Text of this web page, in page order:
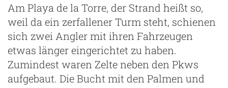
Am Playa de la Torre, der Strand heißt so,
weil da ein zerfallener Turm steht, schienen
sich zwei Angler mit ihren Fahrzeugen
etwas länger eingerichtet zu haben.
Zumindest waren Zelte neben den Pkws
aufgebaut. Die Bucht mit den Palmen und